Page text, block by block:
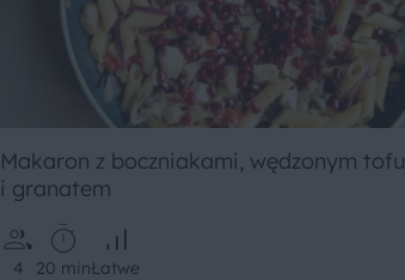
Makaron z boczniakami, wędzonym tofu
i granatem
4 20 minŁatwe